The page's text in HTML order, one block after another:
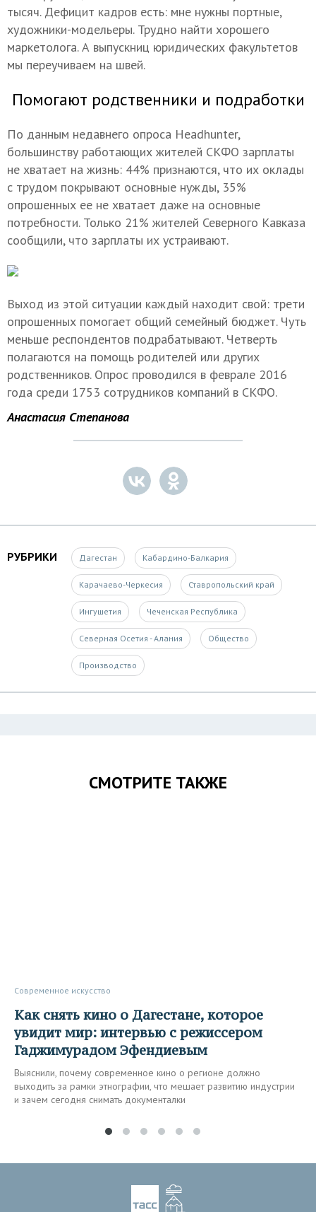
тысяч. Дефицит кадров есть: мне нужны портные,
художники-модельеры. Трудно найти хорошего
маркетолога. А выпускниц юридических факультетов
мы переучиваем на швей.
Помогают родственники и подработки
По данным недавнего опроса Headhunter,
большинству работающих жителей СКФО зарплаты
не хватает на жизнь: 44% признаются, что их оклады
с трудом покрывают основные нужды, 35%
опрошенных ее не хватает даже на основные
потребности. Только 21% жителей Северного Кавказа
сообщили, что зарплаты их устраивают.
Выход из этой ситуации каждый находит свой: трети
опрошенных помогает общий семейный бюджет. Чуть
меньше респондентов подрабатывают. Четверть
полагаются на помощь родителей или других
родственников. Опрос проводился в феврале 2016
года среди 1753 сотрудников компаний в СКФО.
Анастасия Степанова
РУБРИКИ Дагестан Кабардино-Балкария
Карачаево-Черкесия Ставропольский край
Ингушетия Чеченская Республика
Северная Осетия - Алания Общество
Производство
СМОТРИТЕ ТАКЖЕ
Современное искусство
Как снять кино о Дагестане, которое
увидит мир: интервью с режиссером
Гаджимурадом Эфендиевым
Выяснили, почему современное кино о регионе должно
выходить за рамки этнографии, что мешает развитию индустрии
и зачем сегодня снимать документалки